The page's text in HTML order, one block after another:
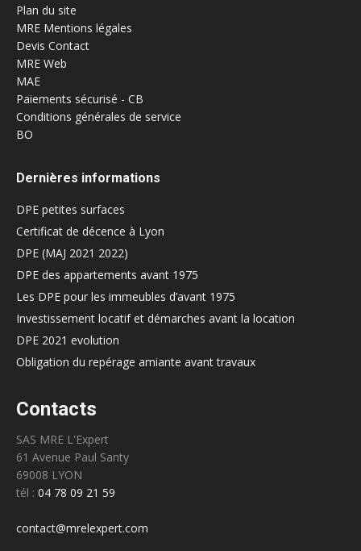
Plan du site
MRE Mentions légales
Devis Contact
MRE Web
MAE
Paiements sécurisé - CB
Conditions générales de service
BO
Dernières informations
DPE petites surfaces
Certificat de décence à Lyon
DPE (MAJ 2021 2022)
DPE des appartements avant 1975
Les DPE pour les immeubles d’avant 1975
Investissement locatif et démarches avant la location
DPE 2021 evolution
Obligation du repérage amiante avant travaux
Contacts
SAS MRE L'Expert
61 Avenue Paul Santy
69008 LYON
tél : 04 78 09 21 59
contact@mrelexpert.com